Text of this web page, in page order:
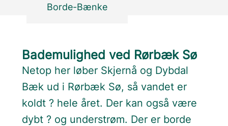
Borde-Bænke
Bademulighed ved Rørbæk Sø
Netop her løber Skjernå og Dybdal
Bæk ud i Rørbæk Sø, så vandet er
koldt ? hele året. Der kan også være
dybt ? og understrøm. Der er borde